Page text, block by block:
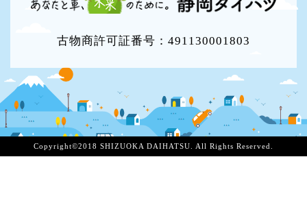
古物商許可証番号：491130001803
Copyright©2018 SHIZUOKA DAIHATSU. All Rights Reserved.